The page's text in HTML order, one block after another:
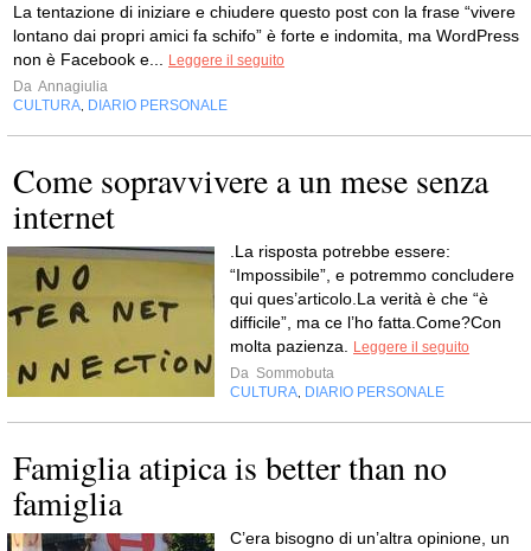
La tentazione di iniziare e chiudere questo post con la frase “vivere
lontano dai propri amici fa schifo” è forte e indomita, ma WordPress
non è Facebook e...
Leggere il seguito
Da Annagiulia
CULTURA DIARIO PERSONALE
Come sopravvivere a un mese senza
internet
.La risposta potrebbe essere:
“Impossibile”, e potremmo concludere
qui ques’articolo.La verità è che “è
difficile”, ma ce l’ho fatta.Come?Con
molta pazienza.
Leggere il seguito
Da Sommobuta
CULTURA DIARIO PERSONALE
Famiglia atipica is better than no
famiglia
C’era bisogno di un’altra opinione, un